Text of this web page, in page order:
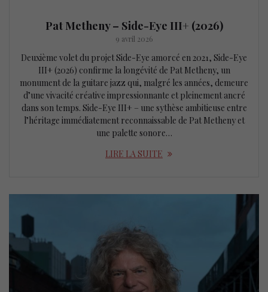
Pat Metheny – Side-Eye III+ (2026)
9 avril 2026
Deuxième volet du projet Side-Eye amorcé en 2021, Side-Eye
III+ (2026) confirme la longévité de Pat Metheny, un
monument de la guitare jazz qui, malgré les années, demeure
d’une vivacité créative impressionnante et pleinement ancré
dans son temps. Side-Eye III+ – une sythèse ambitieuse entre
l’héritage immédiatement reconnaissable de Pat Metheny et
une palette sonore…
LIRE LA SUITE